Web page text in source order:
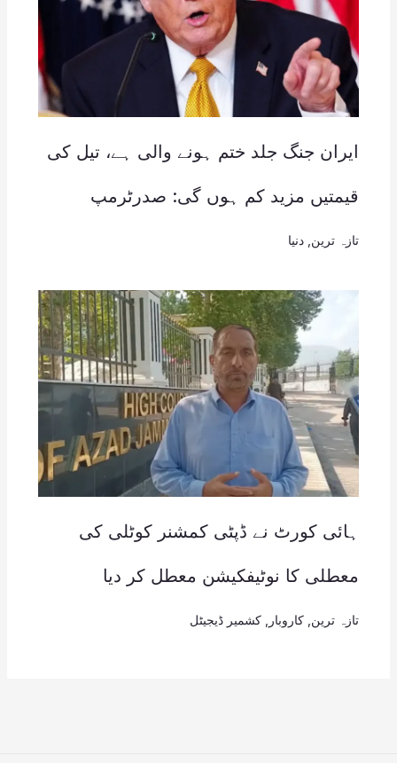
ایران جنگ جلد ختم ہونے والی ہے، تیل کی
قیمتیں مزید کم ہوں گی: صدرٹرمپ
تازہ ترین دنیا
ہائی کورٹ نے ڈپٹی کمشنر کوٹلی کی
معطلی کا نوٹیفکیشن معطل کر دیا
تازہ ترین کاروبار کشمیر ڈیجیٹل